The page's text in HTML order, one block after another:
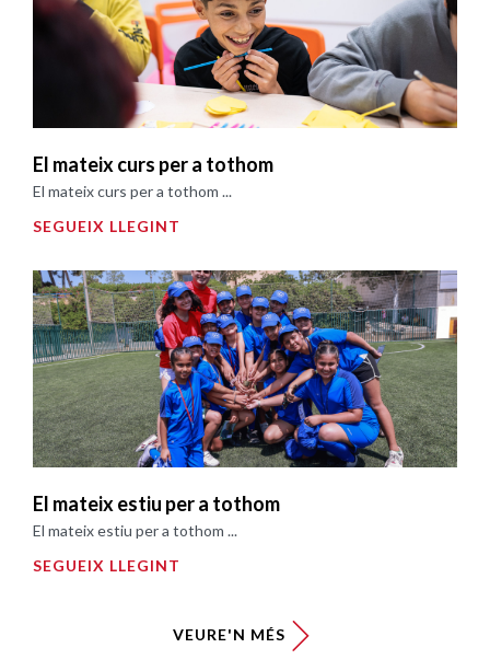
El mateix curs per a tothom
El mateix curs per a tothom ...
SEGUEIX LLEGINT
El mateix estiu per a tothom
El mateix estiu per a tothom ...
SEGUEIX LLEGINT
VEURE'N MÉS